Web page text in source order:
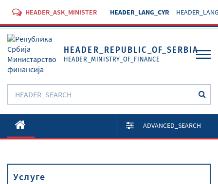
HEADER_ASK_MINISTER HEADER_LANG_CYR
HEADER_REPUBLIC_OF_SERBIA
HEADER_MINISTRY_OF_FINANCE
O Министарству
Активности
Прописи
ADVANCED_SEARCH
Услуге